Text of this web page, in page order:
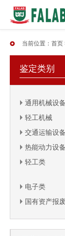
当前位置：首页
鉴定类别
通用机械设备
轻工机械
交通运输设备
热能动力设备
轻工类
电子类
国有资产报废